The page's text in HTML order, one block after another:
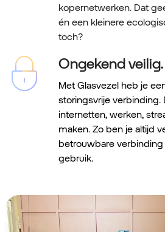
kopernetwerken. Dat
én een kleinere
toch?
Ongekend veilig.
Met Glasvezel heb je
storingsvrije
internetten, werken,
maken. Zo ben je altijd
betrouwbare verbinding
gebruik.